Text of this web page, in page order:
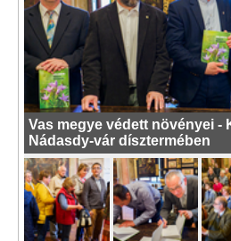
Vas megye védett növényei -
Nádasdy-vár dísztermében